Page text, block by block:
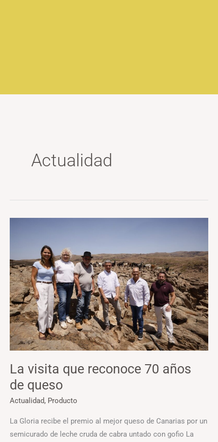
Actualidad
La visita que reconoce 70 años
de queso
Actualidad, Producto
La Gloria recibe el premio al mejor queso de Canarias por un
semicurado de leche cruda de cabra untado con gofio La
reconoce
70
años
de
queso